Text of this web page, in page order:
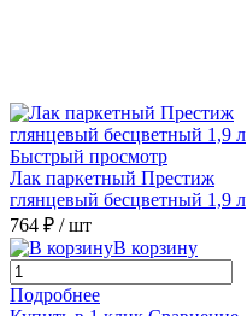
Быстрый просмотр
Лак паркетный Престиж
глянцевый бесцветный 1,9 л
764 ₽ / шт
В корзину
Подробнее